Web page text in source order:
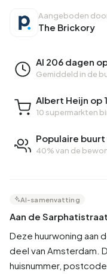
Al 206 dagen
Gemiddeld in de
Albert Heijn op
10 supermarkten
Populaire
40% van de
AI-samenvatting
Aan de
Deze huurwoning aan
deel van Amsterdam.
huisnummer,
Aangeboden
The Brickory